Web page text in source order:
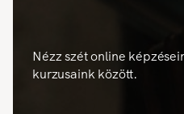
Nézz szét online
kurzusaink között.